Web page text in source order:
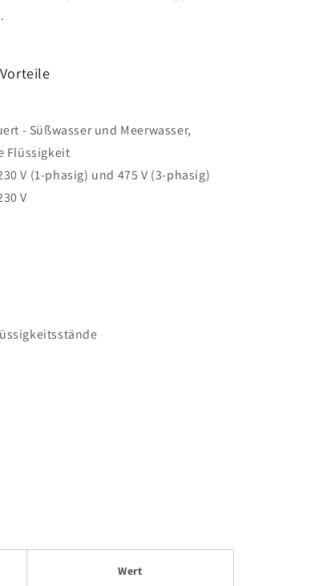
- Süßwasser und Meerwasser,
Flüssigkeit
V (1-phasig) und 475 V (3-phasig)
V
Wert